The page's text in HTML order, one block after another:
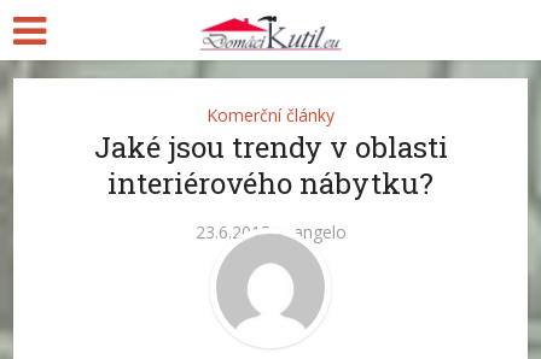
Komerční články
Jaké jsou trendy v oblasti
interiérového nábytku?
23.6.2015 angelo